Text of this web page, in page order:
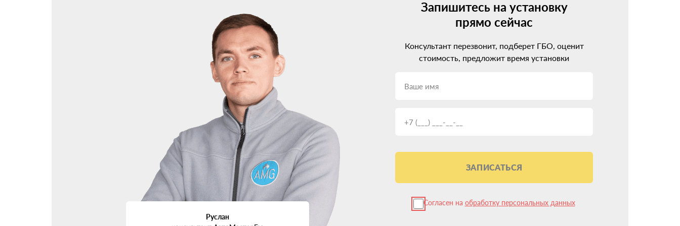
Пошаговый алгоритм установки ГБО на Renault Koleos
Итак, решение принято — переводим ваш Renault Koleos на газ. Что в плане?
Найти проверенный сертифицированный центр. Обращайте внимание на опыт, отзывы, гарантийные обязательства.
Определиться с системой ГБО и брендом. Здесь важно прислушаться к советам мастеров.
Записаться на установку. Обычно просят приехать с баком, заправленным наполовину.
Монтаж ГБО. Процесс займет около дня. На это время лучше предусмотреть альтернативный транспорт.
Настройка и проверка работы на разных режимах.
Оформление ГБО в ГИБДД. Зачастую сервисы предоставляют полный комплект документов.
Щадящая обкатка и регулярное ТО по графику. Доверьтесь профессионалам и следуйте их рекомендациям — и переход на газ пройдет гладко.
Куда установить баллон в Renault Koleos?
Один из ключевых моментов — где разместить баллон, чтобы не занимал полезное пространство? Оптимальные варианты:
Тороидальный баллон вместо запасного колеса. Компактно и незаметно, но подходит не для всех моделей.
Цилиндр в багажнике. Классическое решение, обеспечивающее хороший запас хода. Но часть багажника придется освободить.
Баллоны под днищем. Вариант для внедорожников и коммерческого транспорта. Нужна качественная защита от повреждений. Где конкретно установить баллон в
вашем Renault Koleos, подскажут мастера после осмотра авто.
Руслан
Запишитесь на установку
прямо сейчас
Консультант перезвонит, подберет ГБО, оценит
стоимость, предложит время установки
ЗАПИСАТЬСЯ
Согласен на обработку персональных данных